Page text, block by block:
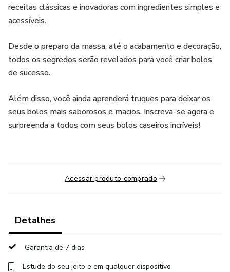
receitas clássicas e inovadoras com ingredientes simples e
acessíveis.
Desde o preparo da massa, até o acabamento e decoração,
todos os segredos serão revelados para você criar bolos
de sucesso.
Além disso, você ainda aprenderá truques para deixar os
seus bolos mais saborosos e macios. Inscreva-se agora e
surpreenda a todos com seus bolos caseiros incríveis!
Acessar produto comprado
Detalhes
Garantia de 7 dias
Estude do seu jeito e em qualquer dispositivo